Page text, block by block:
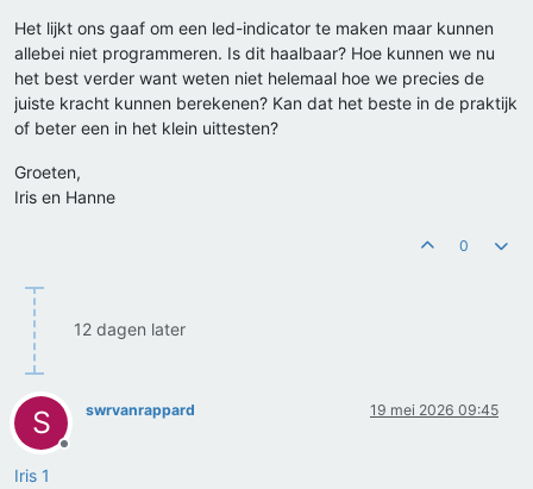
Het lijkt ons gaaf om een led-indicator te maken maar kunnen
allebei niet programmeren. Is dit haalbaar? Hoe kunnen we nu
het best verder want weten niet helemaal hoe we precies de
juiste kracht kunnen berekenen? Kan dat het beste in de praktijk
of beter een in het klein uittesten?
Groeten,
Iris en Hanne
0
12 dagen later
S
Offline
swrvanrappard 19 mei 2026 09:45
Iris 1